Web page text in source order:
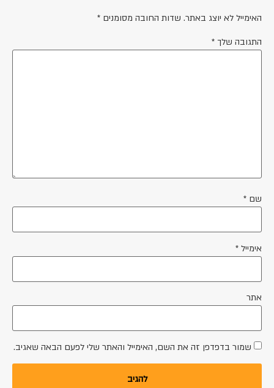
האימייל לא יוצג באתר. שדות החובה מסומנים *
התגובה שלך *
שם *
אימייל *
אתר
שמור בדפדפן זה את השם, האימייל והאתר שלי לפעם הבאה שאגיב.